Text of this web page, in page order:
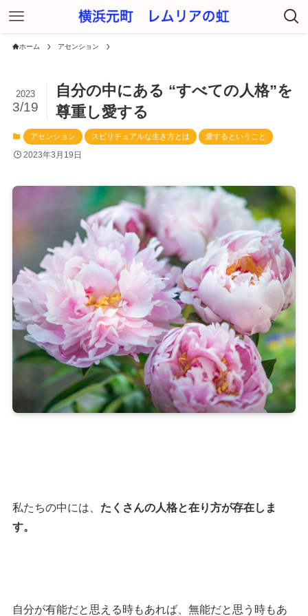
ホーム アセンション
自分の中にある “すべての人格”を
尊重し愛する
2023
3/19
アセンション スピリチュアルな生き方とは 愛するということ
2023年3月19日
私たちの中には、 たくさんの人格と在り方が存在しま
す。
自分が有能だと思える時もあれば、無能だと思う時もあ